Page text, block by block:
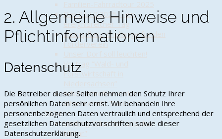
Der 25.10.2025 – ein
ereignisreicher Tag
Baumpflanz-Challenge für den
Förderverein
Vortrag “Wald- und
Forstwirtschaft in
Adventstreffen in der
Altgemeinde Trauen
2024
Vortrag "Munster und das
Militär"
2. Allgemeine Hinweise und
Pflichtinformationen
Datenschutz
Die Betreiber dieser Seiten nehmen den Schutz Ihrer
persönlichen Daten sehr ernst. Wir behandeln Ihre
personenbezogenen Daten vertraulich und entsprechend der
gesetzlichen Datenschutzvorschriften sowie dieser
Datenschutzerklärung.